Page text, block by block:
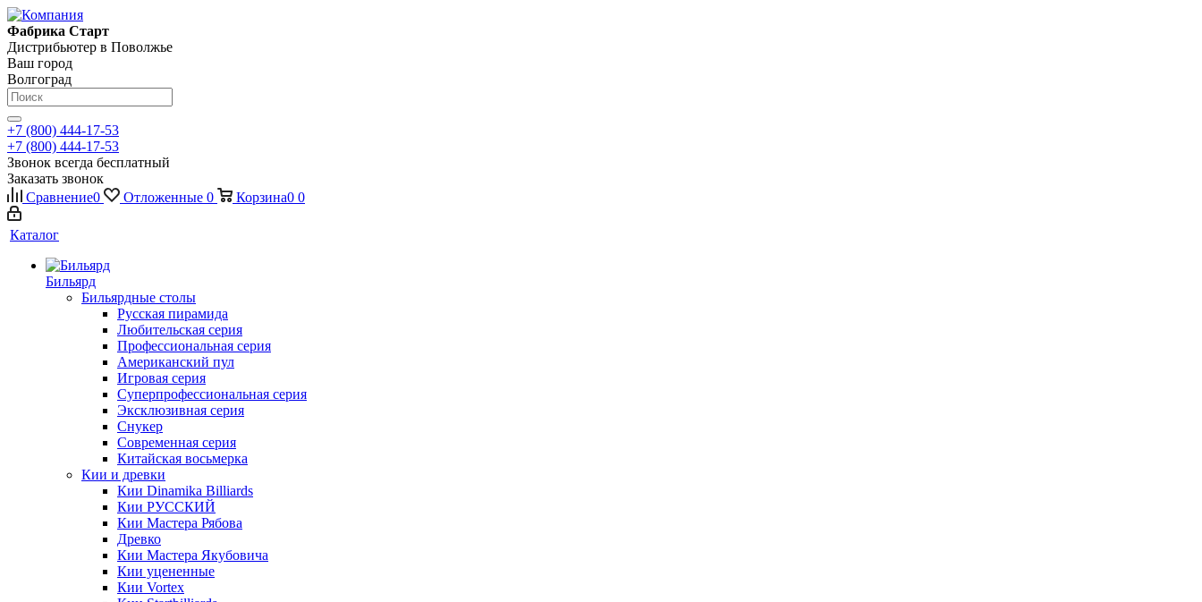
Фабрика Старт
Дистрибьютер в Поволжье
Ваш город
Волгоград
+7 (800) 444-17-53
+7 (800) 444-17-53
Звонок всегда бесплатный
Заказать звонок
Сравнение0 Отложенные 0 Корзина0 0
Каталог
Бильярд
Бильярдные столы
Русская пирамида
Любительская серия
Профессиональная серия
Американский пул
Игровая серия
Суперпрофессиональная серия
Эксклюзивная серия
Снукер
Современная серия
Китайская восьмерка
Кии и древки
Кии Dinamika Billiards
Кии РУССКИЙ
Кии Мастера Рябова
Древко
Кии Мастера Якубовича
Кии уцененные
Кии Vortex